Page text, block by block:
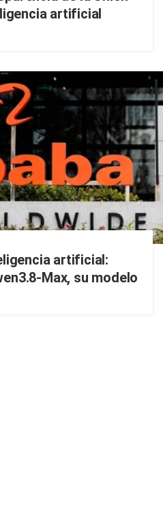
artificial
artificial:
Max, su modelo